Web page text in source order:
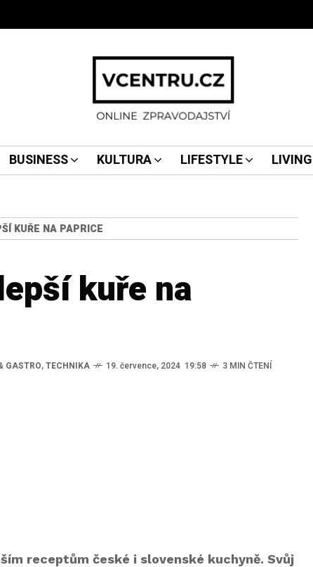
BUSINESS KULTURA LIFESTYLE
KUŘE NA PAPRICE
kuře na
GASTRO,TECHNIKA 19. července, 2024 19:58 3 MIN ČTENÍ
receptům české i slovenské kuchyně. Svůj